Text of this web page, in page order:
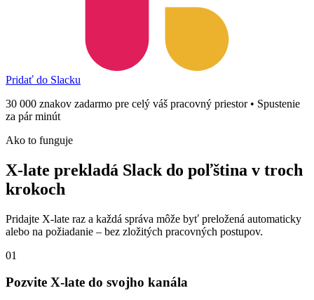
Pridať do Slacku
30 000 znakov zadarmo pre celý váš pracovný priestor • Spustenie
za pár minút
Ako to funguje
X-late prekladá Slack do poľština v troch
krokoch
Pridajte X-late raz a každá správa môže byť preložená automaticky
alebo na požiadanie – bez zložitých pracovných postupov.
01
Pozvite X-late do svojho kanála